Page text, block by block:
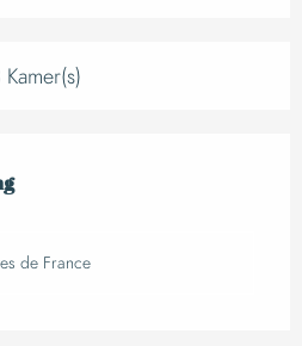
Kamer(s)
de France